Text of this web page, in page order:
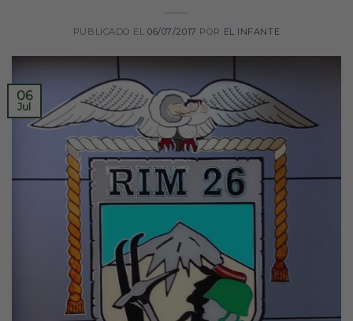
PUBLICADO EL06/07/2017 POR EL INFANTE
06
Jul